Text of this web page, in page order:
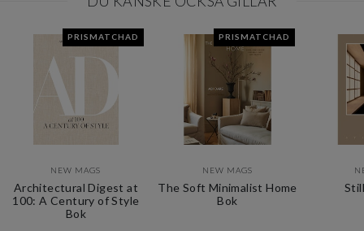
PRISMATCHAD
NEW MAGS
Architectural Digest at
100: A Century of Style
Bok
PRISMATCHAD
NEW MAGS
The Soft Minimalist Home
Bok